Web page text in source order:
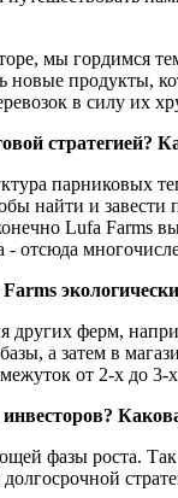
мы гордимся
новые продукты,
в силу их
стратегией?
парниковых
найти и
Lufa Farms
- отсюда
ферм,
а затем в
от 2-х до 3-
фазы роста.